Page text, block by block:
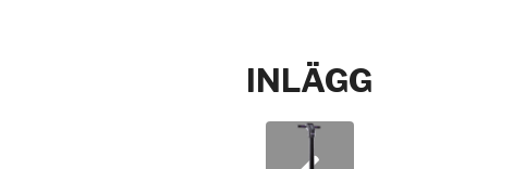
INLÄGG